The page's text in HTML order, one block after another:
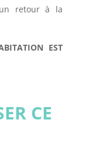
retour à la
EST
CE